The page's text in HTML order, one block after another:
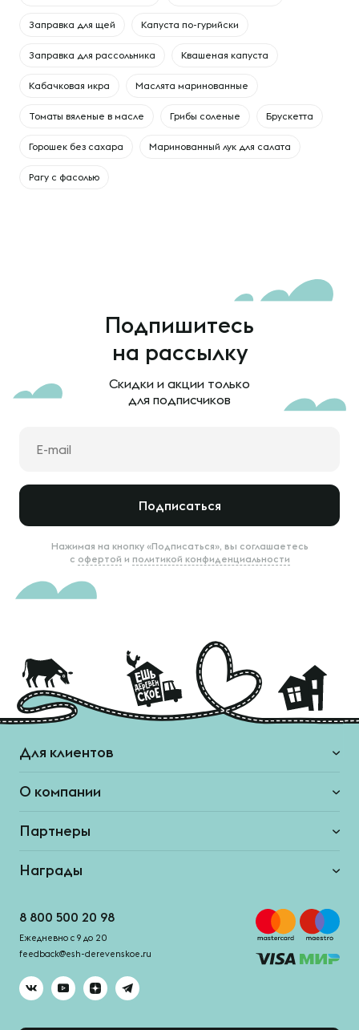
Заправка для щей Капуста по-гурийски
Заправка для рассольника Квашеная капуста
Кабачковая икра Маслята маринованные
Томаты вяленые в масле Грибы соленые Брускетта
Горошек без сахара Маринованный лук для салата
Рагу с фасолью
Подпишитесь
на рассылку
Скидки и акции только
для подписчиков
Подписаться
Нажимая на кнопку «Подписаться», вы соглашаетесь
с офертой и политикой конфиденциальности
Для клиентов
О компании
Партнеры
Награды
8 800 500 20 98
Ежедневно с 9 до 20
feedback@esh-derevenskoe.ru